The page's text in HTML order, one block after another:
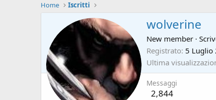
Home
Iscritti
wolverine
New member ·
Registrato 5 Luglio
Ultima
Messaggi
2,844